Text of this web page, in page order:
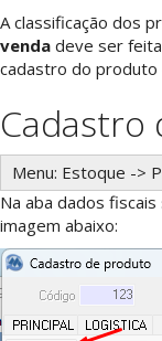
A classificação dos
venda deve ser
cadastro do produto
Menu: Estoque ->
Na aba dados
imagem abaixo: